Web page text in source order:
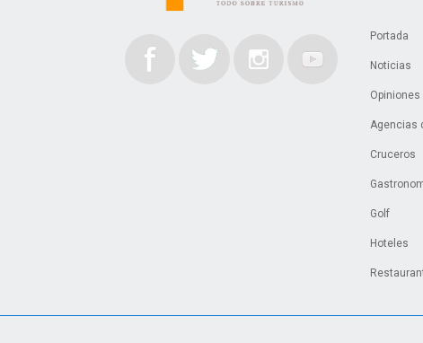
Portada
Noticias
Opiniones
Agencias
Cruceros
Golf
Hoteles